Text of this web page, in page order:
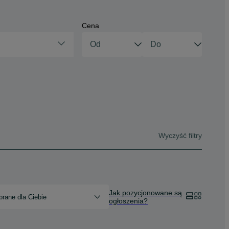
Cena
Wyczyść filtry
dla Ciebie
Jak pozycjonowane są
ogłoszenia?